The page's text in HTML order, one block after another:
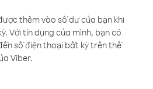
thêm vào số dư của bạn khi
Với tín dụng của mình, bạn có
số điện thoại bất kỳ trên thế
Viber.